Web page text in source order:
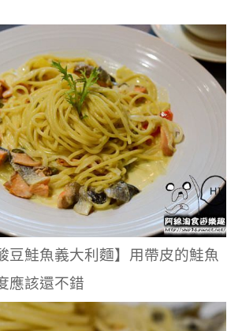
豆鮭魚義大利麵】用帶皮的鮭魚
應該還不錯